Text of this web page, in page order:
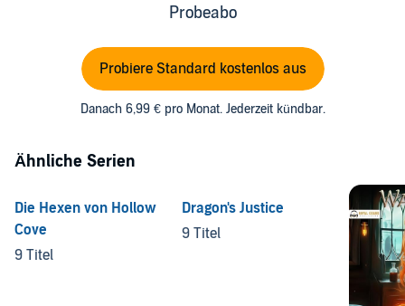
Probeabo
Probiere Standard kostenlos aus
Danach 6,99 € pro Monat. Jederzeit kündbar.
Ähnliche Serien
Die Hexen von Hollow
Cove
9 Titel
Dragon's Justice
9 Titel